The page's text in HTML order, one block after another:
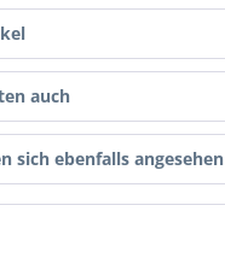
auch
sich ebenfalls angesehen